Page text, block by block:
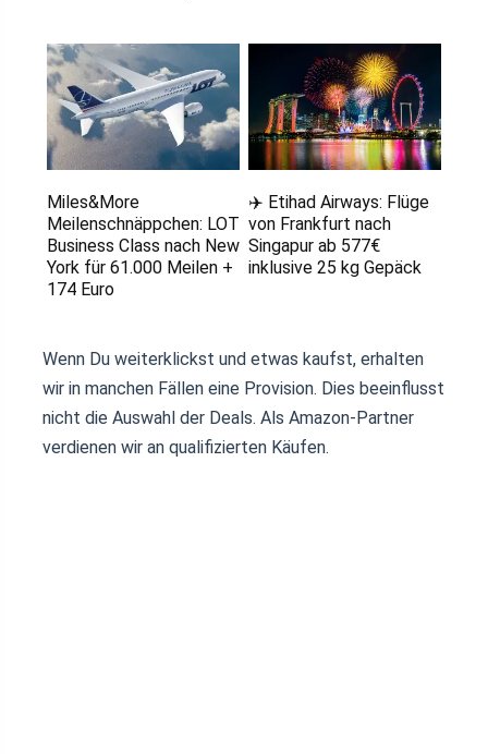
Miles&More
Meilenschnäppchen: LOT
Business Class nach New
York für 61.000 Meilen +
174 Euro
✈️ Etihad Airways: Flüge
von Frankfurt nach
Singapur ab 577€
inklusive 25 kg Gepäck
Wenn Du weiterklickst und etwas kaufst, erhalten
wir in manchen Fällen eine Provision. Dies beeinflusst
nicht die Auswahl der Deals. Als Amazon-Partner
verdienen wir an qualifizierten Käufen.